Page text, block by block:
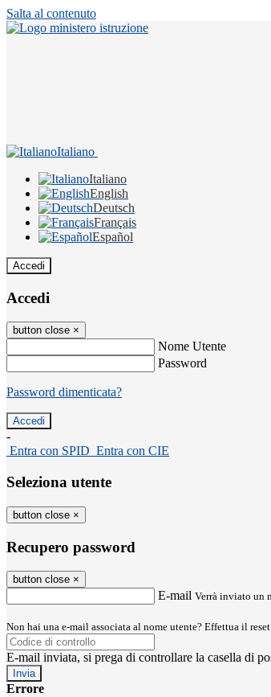
Salta al contenuto
Italiano
Italiano
English
Deutsch
Français
Español
Accedi
Accedi
button close ×
Nome Utente
Password
Password dimenticata?
-
Entra con SPID Entra con CIE
Seleziona utente
button close ×
Recupero password
button close ×
E-mail Verrà inviato un
Non hai una e-mail associata al nome utente? Effettua il
E-mail inviata, si prega di controllare la casella di
Errore